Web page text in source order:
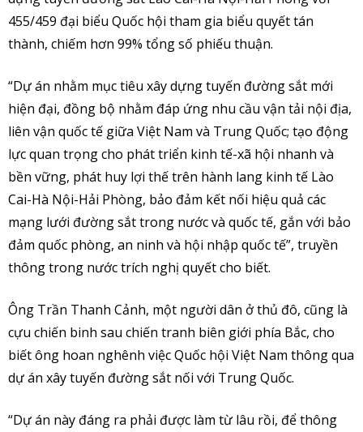
455/459 đại biểu Quốc hội tham gia biểu quyết tán
thành, chiếm hơn 99% tổng số phiếu thuận.
“Dự án nhằm mục tiêu xây dựng tuyến đường sắt mới
hiện đại, đồng bộ nhằm đáp ứng nhu cầu vận tải nội địa,
liên vận quốc tế giữa Việt Nam và Trung Quốc; tạo động
lực quan trọng cho phát triển kinh tế-xã hội nhanh và
bền vững, phát huy lợi thế trên hành lang kinh tế Lào
Cai-Hà Nội-Hải Phòng, bảo đảm kết nối hiệu quả các
mạng lưới đường sắt trong nước và quốc tế, gắn với bảo
đảm quốc phòng, an ninh và hội nhập quốc tế”, truyền
thông trong nước trích nghị quyết cho biết.
Ông Trần Thanh Cảnh, một người dân ở thủ đô, cũng là
cựu chiến binh sau chiến tranh biên giới phía Bắc, cho
biết ông hoan nghênh việc Quốc hội Việt Nam thông qua
dự án xây tuyến đường sắt nối với Trung Quốc.
“Dự án này đáng ra phải được làm từ lâu rồi, để thông